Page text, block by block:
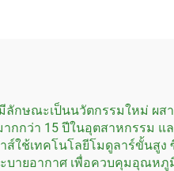
ลักษณะเป็นนวัตกรรมใหม่ ผส
กกว่า 15 ปีในอุตสาหกรรม
ส์ใช้เทคโนโลยีโมดูลาร์ขั้นสู
บายอากาศ เพื่อควบคุมอุณหภู